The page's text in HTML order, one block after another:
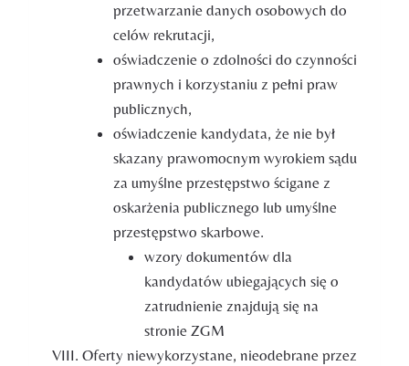
przetwarzanie danych osobowych do
celów rekrutacji,
oświadczenie o zdolności do czynności
prawnych i korzystaniu z pełni praw
publicznych,
oświadczenie kandydata, że nie był
skazany prawomocnym wyrokiem sądu
za umyślne przestępstwo ścigane z
oskarżenia publicznego lub umyślne
przestępstwo skarbowe.
wzory dokumentów dla
kandydatów ubiegających się o
zatrudnienie znajdują się na
stronie ZGM
Oferty niewykorzystane, nieodebrane przez